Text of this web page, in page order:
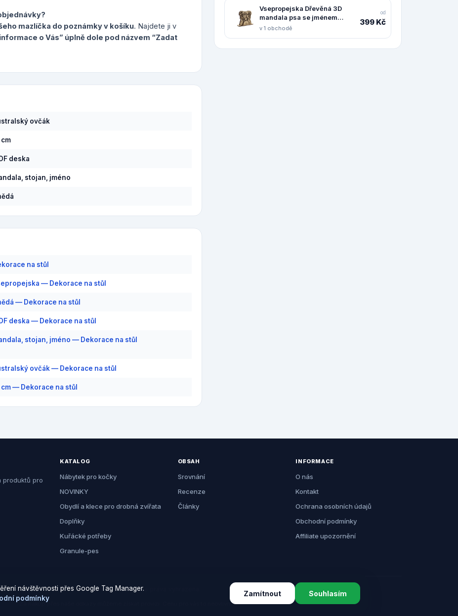
mazlíčka do poznámky v košíku. Najdete ji v
o Vás” úplně dole pod názvem “Zadat
ovčák
cm
deska
stojan, jméno
na stůl
— Dekorace na stůl
— Dekorace na stůl
deska — Dekorace na stůl
stojan, jméno — Dekorace na stůl
ovčák — Dekorace na stůl
cm — Dekorace na stůl
Vsepropejska Dřevěná 3D
mandala psa se jménem
Plemeno: Australský ovčák
v 1 obchodě
od
399 Kč
produktů pro
KATALOG
Nábytek pro kočky
NOVINKY
Obydlí a klece pro drobná zvířata
Doplňky
Kuřácké potřeby
Granule-pes
OBSAH
Srovnání
Recenze
Články
INFORMACE
O nás
Kontakt
Ochrana osobních údajů
Obchodní podmínky
Affiliate upozornění
© 2026 Zemezvirat.cz. Všechna práva vyhrazena.
Za nákup přes naše odkazy můžeme získat provizi. Cenu pro vás to neovlivní.
návštěvnosti přes Google Tag Manager.
podmínky
Zamítnout Souhlasím